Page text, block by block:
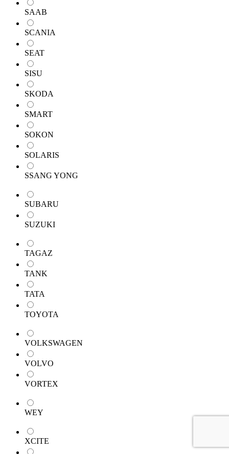
SAAB
SCANIA
SEAT
SISU
SKODA
SMART
SOKON
SOLARIS
SSANG YONG
SUBARU
SUZUKI
TAGAZ
TANK
TATA
TOYOTA
VOLKSWAGEN
VOLVO
VORTEX
WEY
XCITE